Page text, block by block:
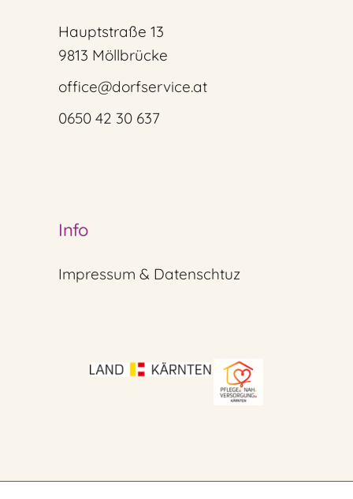
Hauptstraße 13
9813 Möllbrücke
office@dorfservice.at
0650 42 30 637
Info
Impressum & Datenschtuz